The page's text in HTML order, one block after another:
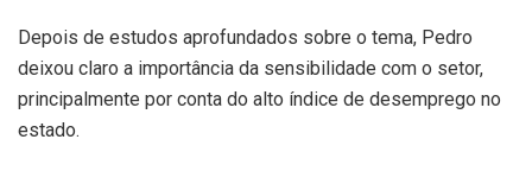
Depois de estudos aprofundados sobre o tema, Pedro
deixou claro a importância da sensibilidade com o setor,
principalmente por conta do alto índice de desemprego no
estado.